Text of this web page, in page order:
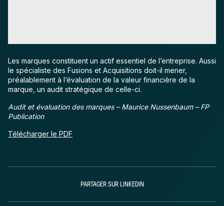
Les marques constituent un actif essentiel de l’entreprise. Aussi
le spécialiste des Fusions et Acquisitions doit-il mener,
préalablement à l’évaluation de la valeur financière de la
marque, un audit stratégique de celle-ci.
Audit et évaluation des marques – Maurice Nussenbaum – FP
Publication
Télécharger le PDF
PARTAGER SUR LINKEDIN